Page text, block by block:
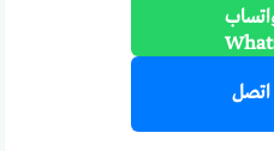
اتصل